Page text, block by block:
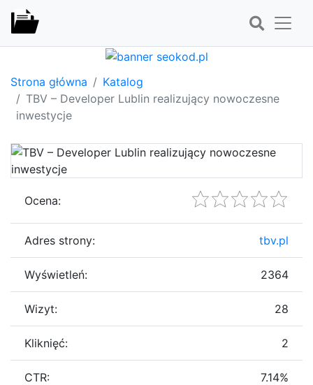
Strona główna
Katalog
TBV – Developer Lublin realizujący nowoczesne
inwestycje
Ocena:
Adres strony: tbv.pl
Wyświetleń: 2364
Wizyt: 28
Kliknięć: 2
CTR: 7.14%